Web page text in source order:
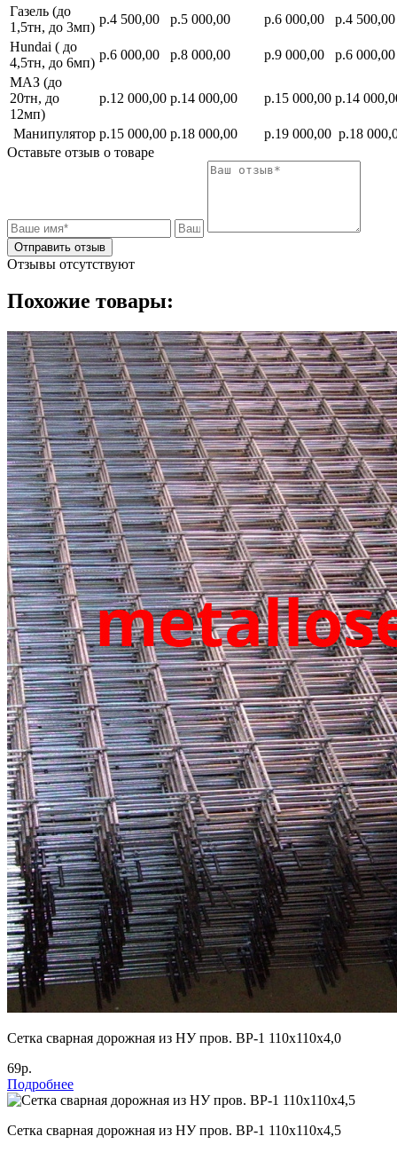
Газель (до
1,5тн, до 3мп)
р.4 500,00 р.5 000,00 р.6 000,00
р.4 500,00
Hundai ( до
4,5тн, до 6мп)
р.6 000,00 р.8 000,00 р.9 000,00
р.6 000,00
МАЗ (до
20тн, до
12мп)
р.12 000,00 р.14 000,00 р.15 000,00 р.14
Манипулятор р.15 000,00 р.18 000,00 р.19 000,00 р.18
Оставьте отзыв о товаре
Отправить отзыв
Отзывы отсутствуют
Похожие товары:
Cетка сварная дорожная из НУ пров. ВР-1 110х110х4,0
69р.
Подробнее
Cетка сварная дорожная из НУ пров. ВР-1 110х110х4,5